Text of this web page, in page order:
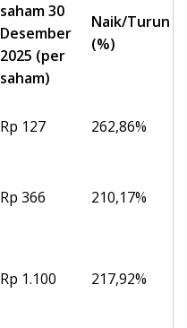
saham 30
Desember
2025 (per
saham)
Naik/Turun
(%)
Rp 127 262,86%
Rp 366 210,17%
Rp 1.100 217,92%